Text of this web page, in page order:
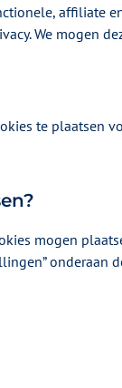
21 jaar.
uw pakket
affiliate
We mogen
te plaatsen
mogen
onderaan